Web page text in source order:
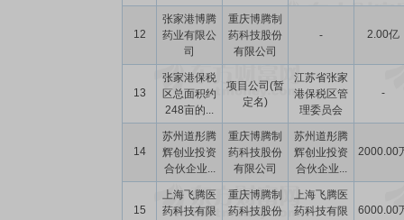
12
张家港博腾
药业有限公
司
重庆博腾制
药科技股份
有限公司
- 2.00亿
13
张家港保税
区总面积约
248亩的...
项目公司(暂
定名)
江苏省张家
港保税区管
理委员会
-
14
苏州道彤腾
辉创业投资
合伙企业...
重庆博腾制
药科技股份
有限公司
苏州道彤腾
辉创业投资
合伙企业...
2000.00
15
上海飞腾医
药科技有限
重庆博腾制
药科技股份
上海飞腾医
药科技有限
6000.00